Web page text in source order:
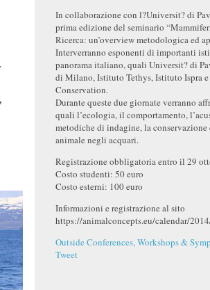
In collaborazione con l?Universit? di
prima edizione del seminario
Ricerca: un’overview metodologica ed
Interverranno esponenti di importanti
panorama italiano, quali Universit? di
di Milano, Istituto Tethys, Istituto Ispra
Conservation.
Durante queste due giornate verranno
quali l’ecologia, il comportamento,
metodiche di indagine, la conservazione
animale negli acquari.
Registrazione obbligatoria entro il 29
Costo studenti: 50 euro
Costo esterni: 100 euro
Informazioni e registrazione al sito
https://animalconcepts.eu/calendar/
Outside Conferences, Workshops &
Tweet